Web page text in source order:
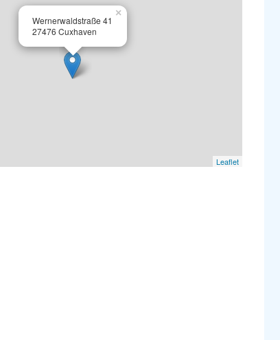
Wernerwaldstraße 41
27476 Cuxhaven
×
Leaflet